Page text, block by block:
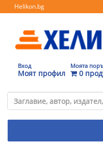
Helikon.bg
Вход
Моят профил
Моята
0